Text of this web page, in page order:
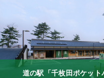
道の駅「千枚田ポケッ